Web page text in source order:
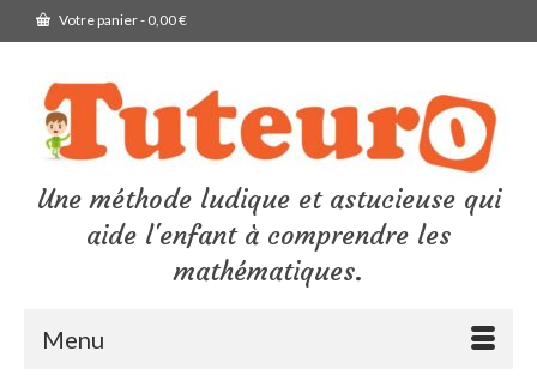
Votre panier- 0,00€
Une méthode ludique et astucieuse qui
aide l'enfant à comprendre les
mathématiques.
Menu